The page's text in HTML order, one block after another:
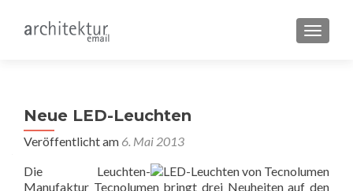
Neue LED-Leuchten
Veröffentlicht am 6. Mai 2013
Die Leuchten-
Manufaktur Tecnolumen bringt drei Neuheiten auf den